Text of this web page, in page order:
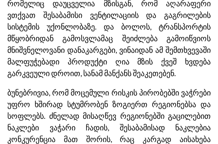
რომელიც დაუცველია მზისგან, რომ აღარაფერი
ვთქვათ შესაბამისი ვენტილაციის და გაგრილების
სისტემის უქონლობაზე. და ბოლოს, ტრანსპორტის
მწყობრიდან გამოსვლამაც შეიძლება გამოიწვიოს
მნიშვნელოვანი დანაკარგები, ვინაიდან ამ შემთხვევაში
მალფუჭებადი პროდუქტი ღია მზის ქვეშ ხვდება
გარკვეული დროით, სანამ მანქანს შეაკეთებენ.
ბუნებრივია, რომ მოცემული რისკის პირობებში ვაჭრები
უფრო ხშირად სტუმრობენ ზოგიერთ რეგიონებსა და
სოფლებს. ძნელად მისაღწევ რეგიონებში გაცილებით
ნაკლები ვაჭარი ჩადის, შესაბამისად ნაკლებია
კონკურენცია მათ შორის, რაც კარგად აისახება